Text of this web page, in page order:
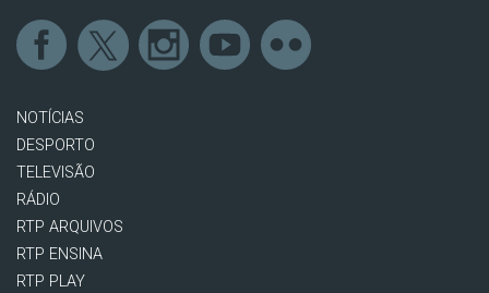
NOTÍCIAS
DESPORTO
TELEVISÃO
RÁDIO
RTP ARQUIVOS
RTP ENSINA
RTP PLAY